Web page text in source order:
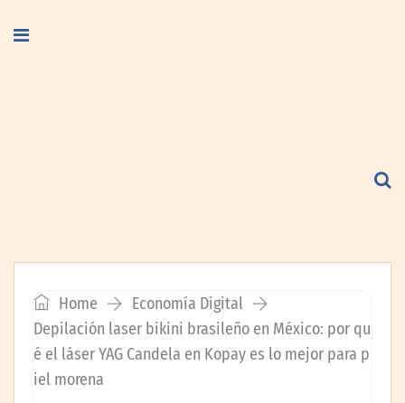
Home
Economía Digital
Depilación laser bikini brasileño en México: por qu
é el láser YAG Candela en Kopay es lo mejor para p
iel morena